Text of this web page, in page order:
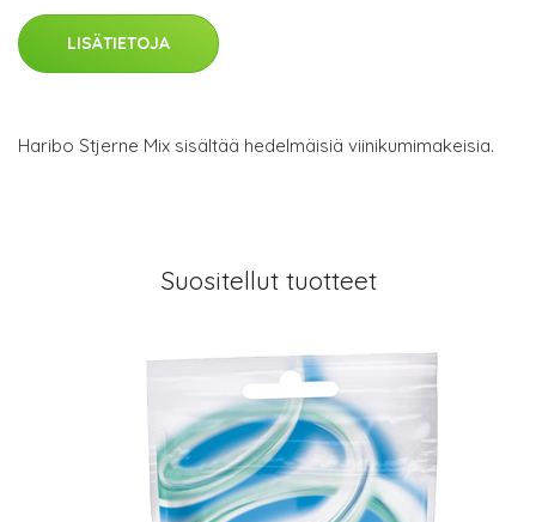
LISÄTIETOJA
Haribo Stjerne Mix sisältää hedelmäisiä viinikumimakeisia.
Suositellut tuotteet